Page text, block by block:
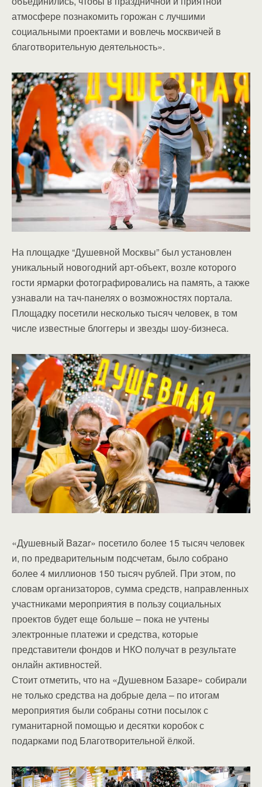
атмосфере познакомить горожан с лучшими
социальными проектами и вовлечь москвичей в
благотворительную деятельность».
На площадке “Душевной Москвы” был установлен
уникальный новогодний арт-объект, возле которого
гости ярмарки фотографировались на память, а также
узнавали на тач-панелях о возможностях портала.
Площадку посетили несколько тысяч человек, в том
числе известные блоггеры и звезды шоу-бизнеса.
«Душевный Bazar» посетило более 15 тысяч человек
и, по предварительным подсчетам, было собрано
более 4 миллионов 150 тысяч рублей. При этом, по
словам организаторов, сумма средств, направленных
участниками мероприятия в пользу социальных
проектов будет еще больше – пока не учтены
электронные платежи и средства, которые
представители фондов и НКО получат в результате
онлайн активностей.
Стоит отметить, что на «Душевном Базаре» собирали
не только средства на добрые дела – по итогам
мероприятия были собраны сотни посылок с
гуманитарной помощью и десятки коробок с
подарками под Благотворительной ёлкой.